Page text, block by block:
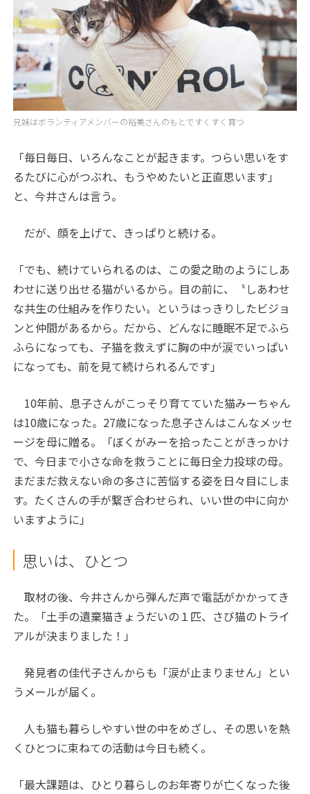
兄妹はボランティアメンバーの裕美さんのもとですくすく育つ
「毎日毎日、いろんなことが起きます。つらい思いをす
るたびに心がつぶれ、もうやめたいと正直思います」
と、今井さんは言う。
だが、顔を上げて、きっぱりと続ける。
「でも、続けていられるのは、この愛之助のようにしあ
わせに送り出せる猫がいるから。目の前に、〝しあわせ
な共生の仕組みを作りたい〟というはっきりしたビジョ
ンと仲間があるから。だから、どんなに睡眠不足でふら
ふらになっても、子猫を救えずに胸の中が涙でいっぱい
になっても、前を見て続けられるんです」
10年前、息子さんがこっそり育てていた猫みーちゃん
は10歳になった。27歳になった息子さんはこんなメッセ
ージを母に贈る。「ぼくがみーを拾ったことがきっかけ
で、今日まで小さな命を救うことに毎日全力投球の母。
まだまだ救えない命の多さに苦悩する姿を日々目にしま
す。たくさんの手が繋ぎ合わせられ、いい世の中に向か
いますように」
思いは、ひとつ
取材の後、今井さんから弾んだ声で電話がかかってき
た。「土手の遺棄猫きょうだいの１匹、さび猫のトライ
アルが決まりました！」
発見者の佳代子さんからも「涙が止まりません」とい
うメールが届く。
人も猫も暮らしやすい世の中をめざし、その思いを熱
くひとつに束ねての活動は今日も続く。
「最大課題は、ひとり暮らしのお年寄りが亡くなった後